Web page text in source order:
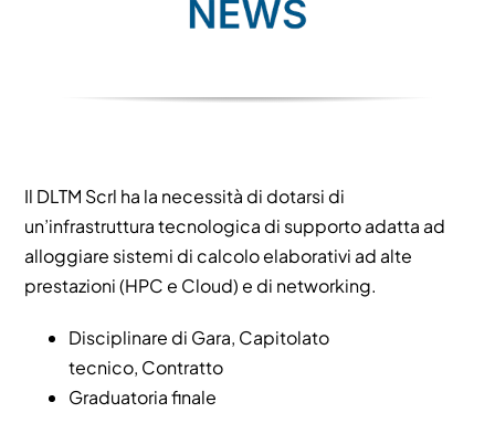
Il DLTM Scrl ha la necessità di dotarsi di
un’infrastruttura tecnologica di supporto adatta ad
alloggiare sistemi di calcolo elaborativi ad alte
prestazioni (HPC e Cloud) e di networking.
Disciplinare di Gara, Capitolato
tecnico, Contratto
Graduatoria finale